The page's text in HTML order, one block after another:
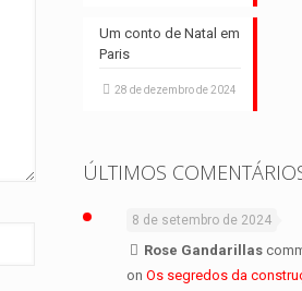
Um conto de Natal em
Paris
28 de dezembro de 2024
ÚLTIMOS
8 de setembro de 2024
Rose Gandarillas
onOs segredos da